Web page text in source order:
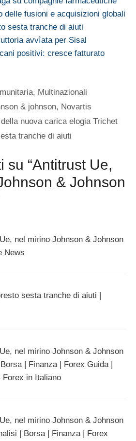
delle fusioni e acquisizioni globali
sesta tranche di aiuti
avvìata per Sisal
positivi: cresce fatturato
, Multinazionali
& johnson, Novartis
nuova carica elogia Trichet
tranche di aiuti
su “Antitrust Ue,
& Johnson
nel mirino Johnson & Johnson
News
sesta tranche di aiuti |
nel mirino Johnson & Johnson
| Finanza | Forex Guida |
Forex in Italiano
nel mirino Johnson & Johnson
| Borsa | Finanza | Forex